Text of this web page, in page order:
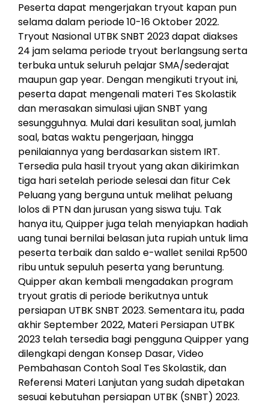
Peserta dapat mengerjakan tryout kapan pun
selama dalam periode 10-16 Oktober 2022.
Tryout Nasional UTBK SNBT 2023 dapat diakses
24 jam selama periode tryout berlangsung serta
terbuka untuk seluruh pelajar SMA/sederajat
maupun gap year. Dengan mengikuti tryout ini,
peserta dapat mengenali materi Tes Skolastik
dan merasakan simulasi ujian SNBT yang
sesungguhnya. Mulai dari kesulitan soal, jumlah
soal, batas waktu pengerjaan, hingga
penilaiannya yang berdasarkan sistem IRT.
Tersedia pula hasil tryout yang akan dikirimkan
tiga hari setelah periode selesai dan fitur Cek
Peluang yang berguna untuk melihat peluang
lolos di PTN dan jurusan yang siswa tuju. Tak
hanya itu, Quipper juga telah menyiapkan hadiah
uang tunai bernilai belasan juta rupiah untuk lima
peserta terbaik dan saldo e-wallet senilai Rp500
ribu untuk sepuluh peserta yang beruntung.
Quipper akan kembali mengadakan program
tryout gratis di periode berikutnya untuk
persiapan UTBK SNBT 2023. Sementara itu, pada
akhir September 2022, Materi Persiapan UTBK
2023 telah tersedia bagi pengguna Quipper yang
dilengkapi dengan Konsep Dasar, Video
Pembahasan Contoh Soal Tes Skolastik, dan
Referensi Materi Lanjutan yang sudah dipetakan
sesuai kebutuhan persiapan UTBK (SNBT) 2023.